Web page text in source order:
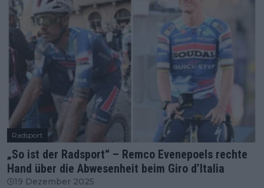
Radsport
„So ist der Radsport“ – Remco Evenepoels rechte
Hand über die Abwesenheit beim Giro d’Italia
19 Dezember 2025